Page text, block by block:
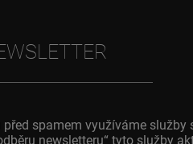
spamem využíváme
newsletteru“ tyto služby